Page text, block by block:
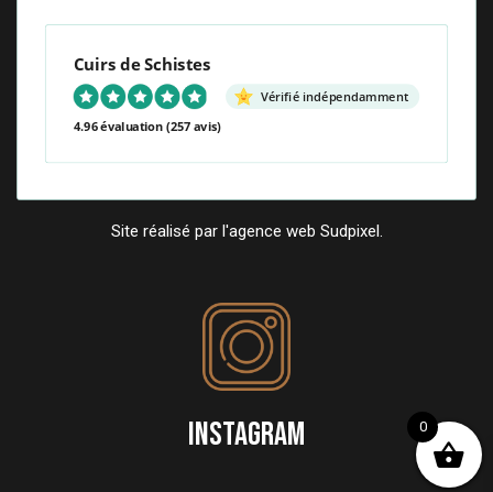
Cuirs de Schistes
Vérifié indépendamment
4.96 évaluation (257 avis)
Site réalisé par l'agence web Sudpixel.
INSTAGRAM 0